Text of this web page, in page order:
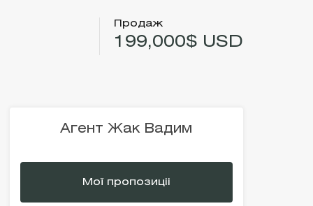
Продаж
199,000$ USD
Агент Жак Вадим
Мої пропозиціі